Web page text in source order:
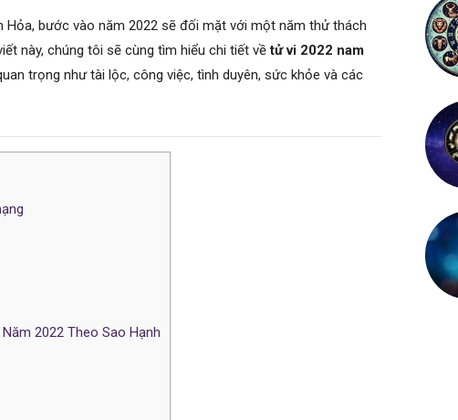
Hỏa, bước vào năm 2022 sẽ đối mặt với một năm thử thách
này, chúng tôi sẽ cùng tìm hiểu chi tiết vềtử vi 2022 nam
trọng như tài lộc, công việc, tình duyên, sức khỏe và các
2022 Theo Sao Hạnh